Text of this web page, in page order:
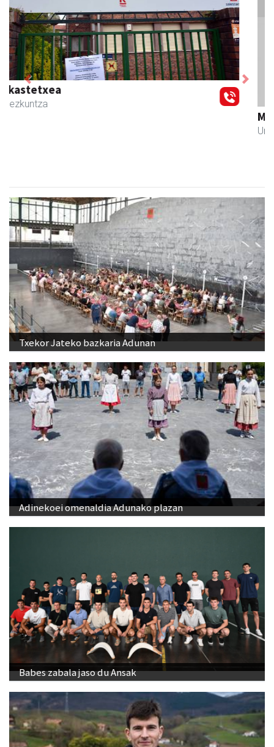
Previous Next
Txekor Jateko bazkaria Adunan
Adinekoei omenaldia Adunako plazan
Babes zabala jaso du Ansak